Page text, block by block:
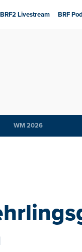
BRF2 Livestream BRF
WM 2026